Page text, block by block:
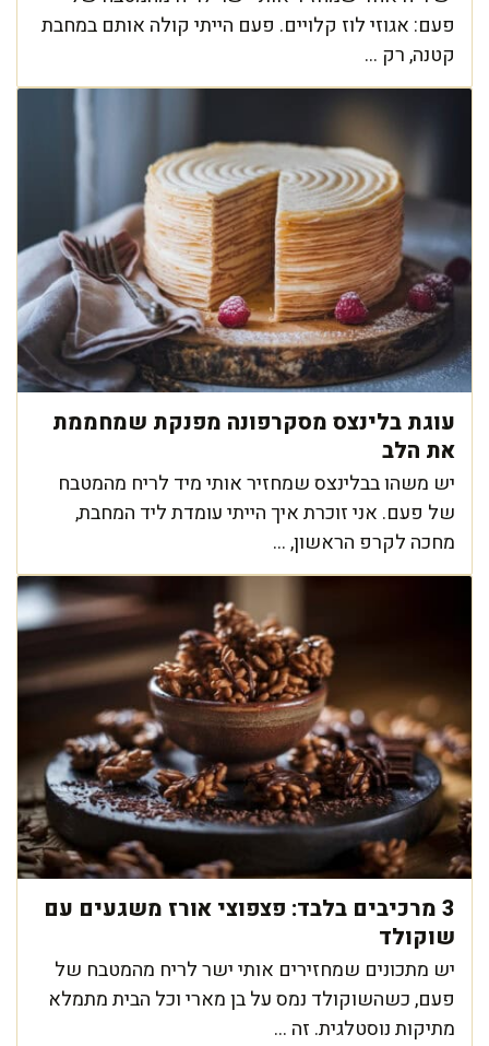
פעם: אגוזי לוז קלויים. פעם הייתי קולה אותם במחבת
קטנה, רק ...
עוגת בלינצס מסקרפונה מפנקת שמחממת
את הלב
יש משהו בבלינצס שמחזיר אותי מיד לריח מהמטבח
של פעם. אני זוכרת איך הייתי עומדת ליד המחבת,
מחכה לקרפ הראשון, ...
3 מרכיבים בלבד: פצפוצי אורז משגעים עם
שוקולד
יש מתכונים שמחזירים אותי ישר לריח מהמטבח של
פעם, כשהשוקולד נמס על בן מארי וכל הבית מתמלא
מתיקות נוסטלגית. זה ...